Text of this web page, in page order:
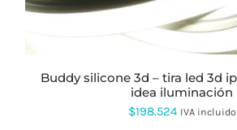
PUEDEN
ELEGIR
PÁGINA
DE
buddy silicone 3d – tira led 3d ip67 · 6 w (5 m) |
idea iluminación
$198.524 IVA incluido